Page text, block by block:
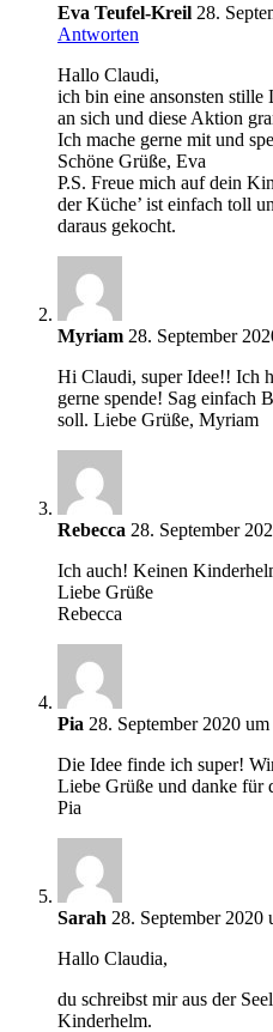
Eva Teufel-Kreil 28.
Antworten
Hallo Claudi,
ich bin eine ansonsten
an sich und diese Aktion
Ich mache gerne mit und
Schöne Grüße, Eva
P.S. Freue mich auf dein
der Küche’ ist einfach toll
daraus gekocht.
Myriam 28. September
Hi Claudi, super Idee!! Ich
gerne spende! Sag einfach
soll. Liebe Grüße, Myriam
Rebecca 28. September
Ich auch! Keinen
Liebe Grüße
Rebecca
Pia 28. September 2020
Die Idee finde ich super!
Liebe Grüße und danke für
Pia
Sarah 28. September 2020
Hallo Claudia,
du schreibst mir aus der
Kinderhelm.